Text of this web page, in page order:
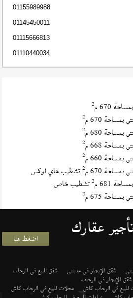
01155989988
01145450011
01115666813
01110440034
بمساحة 670 م 2
بمساحة 670 م 2
بمساحة 680 م 2
بمساحة 668 م 2
بمساحة 660 م 2
بمساحة 670 م 2تشطيب هاي لوكس
بمساحة 681 م 2تشطيب خاص
بمساحة 675 م 2
عقارك اضغط هنا
شقق للإيجار في مدينتى شقق للبيع في الرحاب
شقق للإيجار في الرحاب
للبيع في الرحاب كاش محلات للبيع في الرحاب كاش